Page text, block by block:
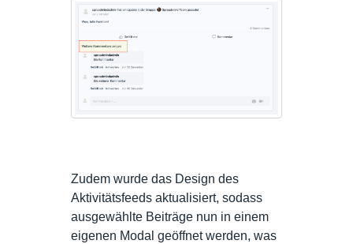
Zudem wurde das Design des
Aktivitätsfeeds aktualisiert, sodass
ausgewählte Beiträge nun in einem
eigenen Modal geöffnet werden, was